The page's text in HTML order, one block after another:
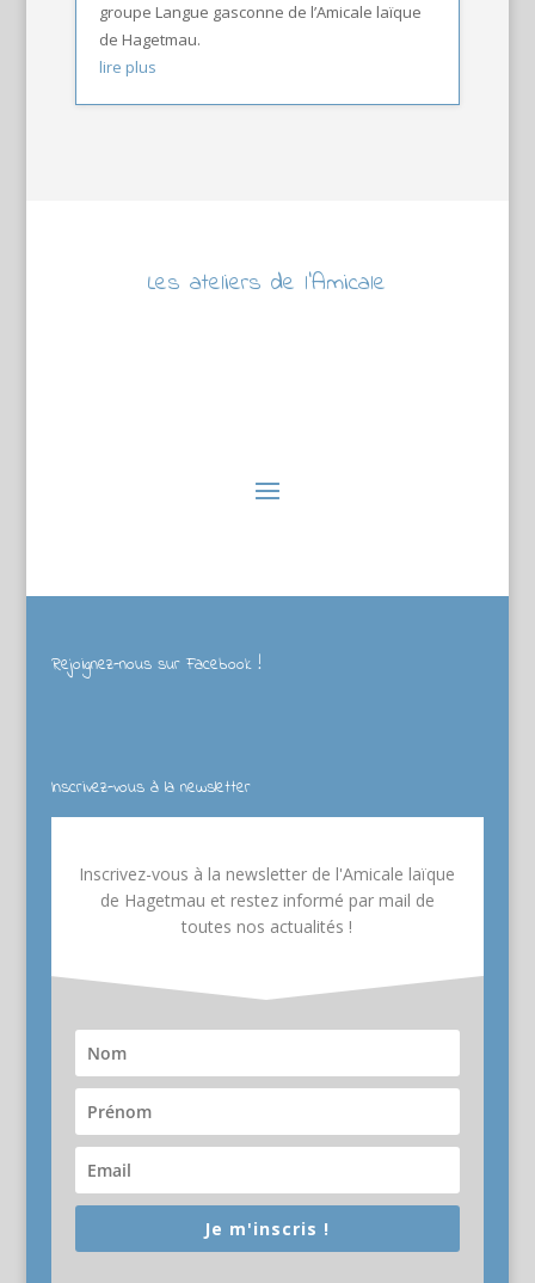
groupe Langue gasconne de l’Amicale laïque
de Hagetmau.
lire plus
Les ateliers de l’Amicale
Rejoignez-nous sur Facebook !
Inscrivez-vous à la newsletter
Inscrivez-vous à la newsletter de l'Amicale laïque
de Hagetmau et restez informé par mail de
toutes nos actualités !
Je m'inscris !